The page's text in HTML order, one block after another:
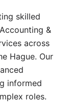
skilled
&
across
Hague. Our
informed
roles.